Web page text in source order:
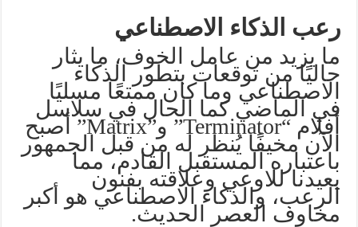
رعب الذكاء الاصطناعي
ما يزيد من عامل الخوف، ما يثار
حاليًا من توقعات بتطور الذكاء
الاصطناعي وما كان ممتعًا مسليًا
في الماضي كما الحال في سلاسل
أفلام “Terminator” و”Matrix” أصبح
الآن مخيفًا يُنظر له من قبل الجمهور
باعتباره المستقبل القادم، مما
يعيدنا للاوعي وعلاقته بفنون
الرعب، والذكاء الاصطناعي هو أكبر
مخاوف العصر الحديث.